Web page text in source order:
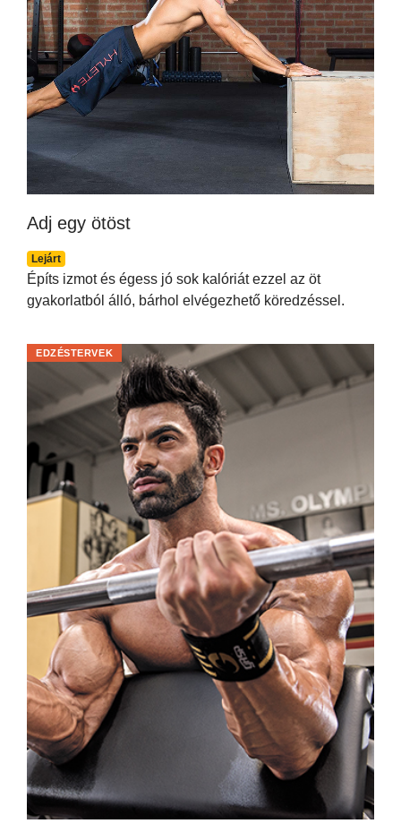
Adj egy ötöst
Lejárt
Építs izmot és égess jó sok kalóriát ezzel az öt
gyakorlatból álló, bárhol elvégezhető köredzéssel.
EDZÉSTERVEK